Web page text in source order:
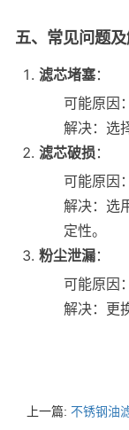
五、常见问题
滤芯堵塞：
可能原因
解决：选
滤芯破损 ：
可能原因
解决：选
定性。
粉尘泄漏：
可能原因
解决：更
上一篇: 不锈钢油